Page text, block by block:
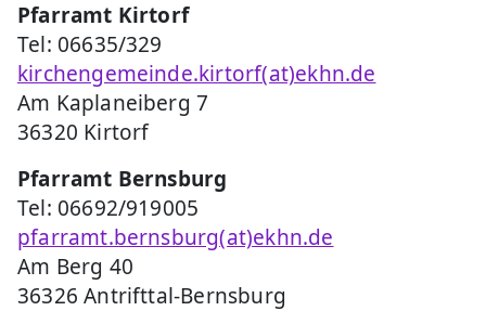
Pfarramt Kirtorf
Tel: 06635/329
kirchengemeinde.kirtorf(at)ekhn.de
Am Kaplaneiberg 7
36320 Kirtorf
Pfarramt Bernsburg
Tel: 06692/919005
pfarramt.bernsburg(at)ekhn.de
Am Berg 40
36326 Antrifttal-Bernsburg